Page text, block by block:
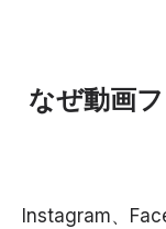
なぜ動画
Instagram、